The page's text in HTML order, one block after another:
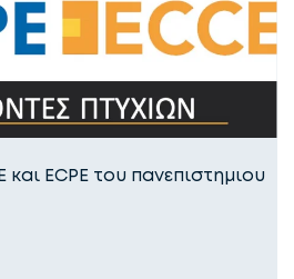
ECPE του πανεπιστημιου